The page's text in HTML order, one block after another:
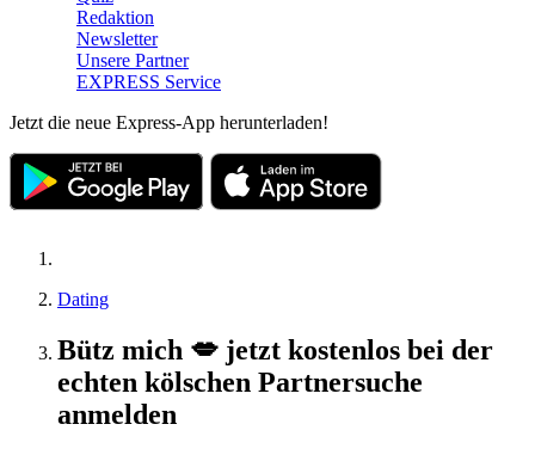
Redaktion
Newsletter
Unsere Partner
EXPRESS Service
Jetzt die neue Express-App herunterladen!
Dating
Bütz mich 💋 jetzt kostenlos bei der
echten kölschen Partnersuche
anmelden